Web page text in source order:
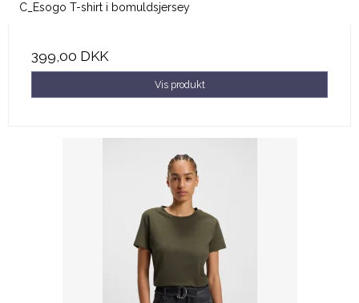
C_Esogo T-shirt i bomuldsjersey
399,00 DKK
Vis produkt